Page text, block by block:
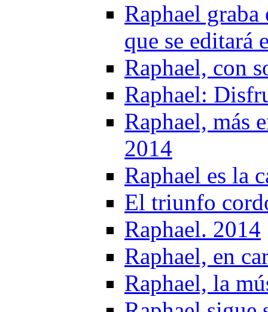
Raphael
que se editará
Raphael, con
Raphael:
Raphael, más
2014
Raphael es la
El triunfo
Raphael. 2014
Raphael, en
Raphael, la